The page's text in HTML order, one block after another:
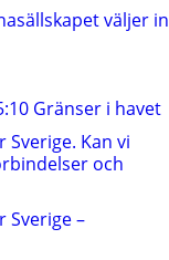
väljer in
Gränser i havet
Kan vi
och
Sverige –